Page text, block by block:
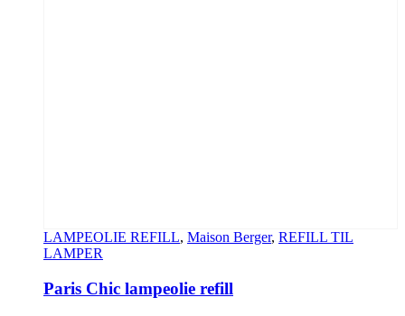
LAMPEOLIE REFILL, Maison Berger, REFILL TIL
LAMPER
Paris Chic lampeolie refill